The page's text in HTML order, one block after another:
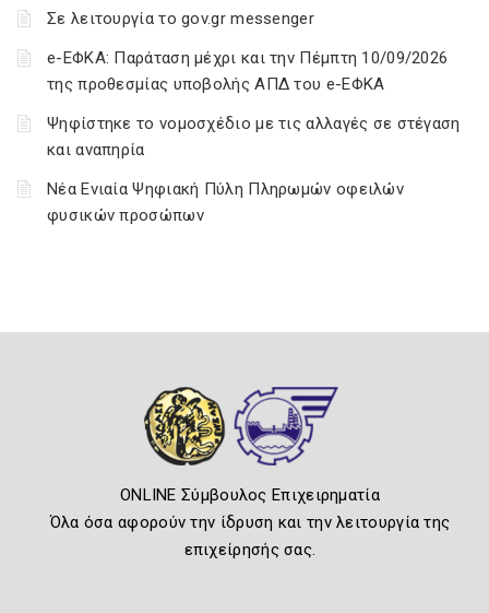
Σε λειτουργία το gov.gr messenger
e-ΕΦΚΑ: Παράταση μέχρι και την Πέμπτη 10/09/2026
της προθεσμίας υποβολής ΑΠΔ του e-ΕΦΚΑ
Ψηφίστηκε το νομοσχέδιο με τις αλλαγές σε στέγαση
και αναπηρία
Νέα Ενιαία Ψηφιακή Πύλη Πληρωμών οφειλών
φυσικών προσώπων
ONLINE Σύμβουλος Επιχειρηματία
Όλα όσα αφορούν την ίδρυση και την λειτουργία της
επιχείρησής σας.